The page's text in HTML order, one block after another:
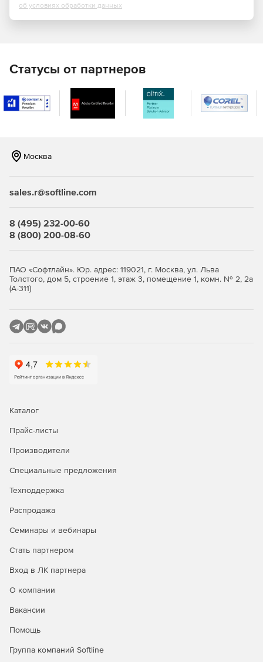
об условиях обработки данных
Статусы от партнеров
Москва
sales.r@softline.com
8 (495) 232-00-60
8 (800) 200-08-60
ПАО «Софтлайн». Юр. адрес: 119021, г. Москва, ул. Льва
Толстого, дом 5, строение 1, этаж 3, помещение 1, комн. № 2, 2а
(А-311)
Каталог
Прайс-листы
Производители
Специальные предложения
Техподдержка
Распродажа
Семинары и вебинары
Стать партнером
Вход в ЛК партнера
О компании
Вакансии
Помощь
Группа компаний Softline